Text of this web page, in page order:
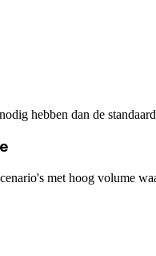
hebben dan de
met hoog volume